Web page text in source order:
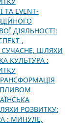
ТА EVENT-
ДІЯЛЬНОСТІ:
,
СУЧАСНЕ, ШЛЯХИ
КУЛЬТУРА :
РОЗВИТКУ:
: МИНУЛЕ,